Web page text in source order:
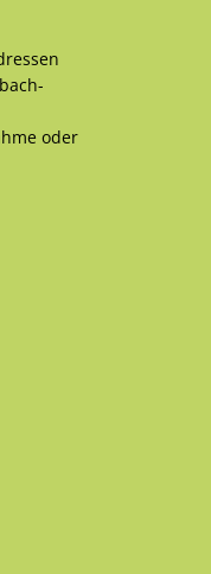
oder